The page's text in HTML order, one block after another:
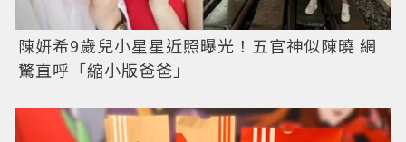
陳妍希9歲兒小星星近照曝光！五官神似陳曉 網
驚直呼「縮小版爸爸」